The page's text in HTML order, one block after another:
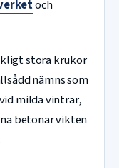
och
stora krukor
nämns som
milda vintrar,
betonar vikten